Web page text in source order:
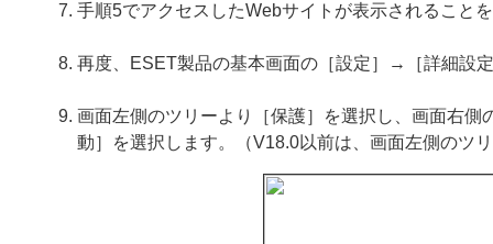
手順5でアクセスしたWebサイトが表示されること
再度、ESET製品の基本画面の［設定］→［詳細設
画面左側のツリーより［保護］を選択し、画面右
動］を選択します。（V18.0以前は、画面左側のツ